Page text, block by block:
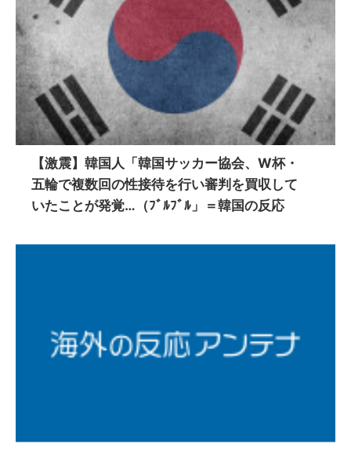
【激震】韓国人「韓国サッカー協会、W杯・
五輪で複数回の性接待を行い審判を買収して
いたことが発覚…（ﾌﾞﾙﾌﾞﾙ」＝韓国の反応